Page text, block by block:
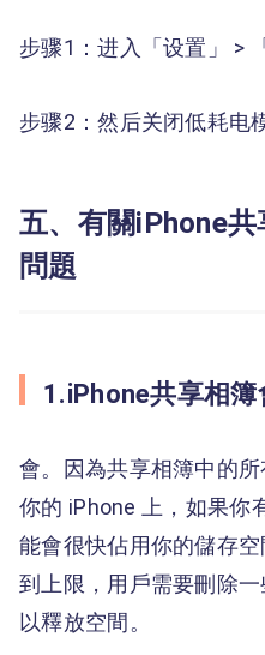
步骤1：进入「设置」 >
步骤2：然后关闭低耗电
五、有關iPhone
問題
1.iPhone共享相簿
會。因為共享相簿中的
你的 iPhone 上，如果你
能會很快佔用你的儲存
到上限，用戶需要刪除
以釋放空間。